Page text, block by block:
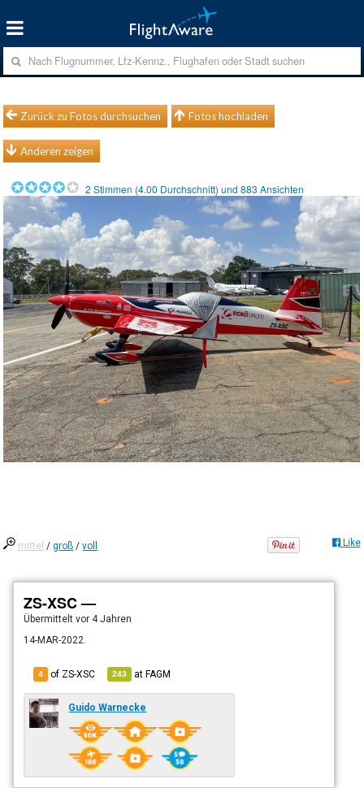
Zurück zu Fotos durchsuchen Fotos hochladen
Anderen zeigen
2 Stimmen (4.00 Durchschnitt) und883 Ansichten
mittel /groß /voll Like
ZS-XSC —
Übermitteltvor 4 Jahren
14-MAR-2022.
4 of ZS-XSC 243 atFAGM
Guido Warnecke